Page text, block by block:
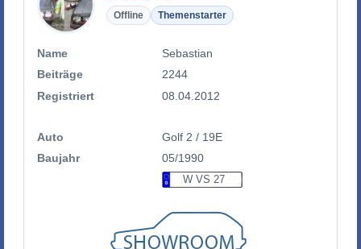
Offline Themenstarter
Name
Sebastian
Beiträge
2244
Registriert
08.04.2012
Auto
Golf 2 / 19E
Baujahr
05/1990
W VS 27